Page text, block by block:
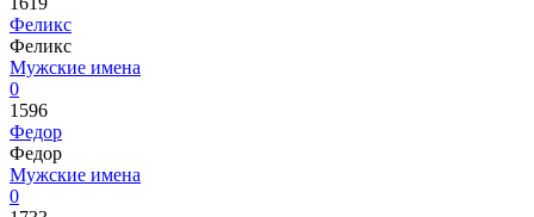
Феликс
Феликс
Мужские имена
0
1596
Федор
Федор
Мужские имена
0